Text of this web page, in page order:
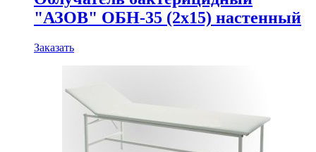
"АЗОВ" ОБН-35 (2x15) настенный
Заказать